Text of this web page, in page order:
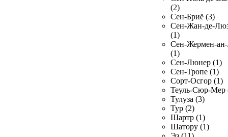
(2)
Сен-Бриё (3)
Сен-Жан-де-
(1)
Сен-Жермен-
(1)
Сен-Люнер (1)
Сен-Тропе (1)
Сорт-Осгор (1)
Теуль-Сюр-Мер
Тулуза (3)
Тур (2)
Шартр (1)
Шатору (1)